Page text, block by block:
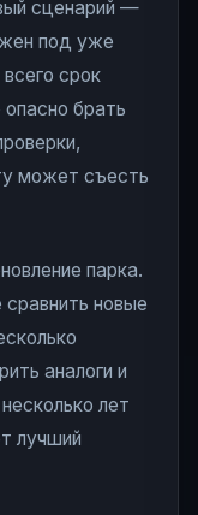
сценарий —
под уже
срок
брать
может съесть
парка.
новые
аналоги и
лет
лучший